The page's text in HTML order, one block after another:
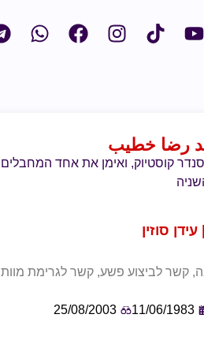
رضا خطيب
קוסטיוק, ואימן את אחד המחבלים
סוזין
קשר לביצוע פשע, קשר לגרימת מוות
11/06/1983
25/08/2003